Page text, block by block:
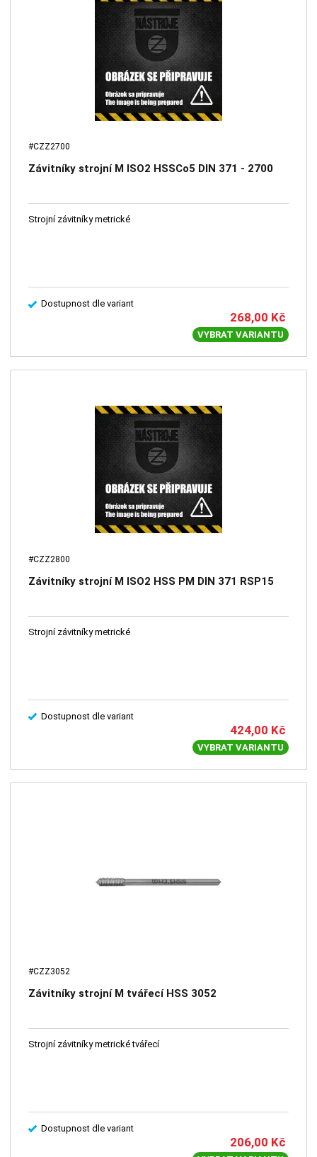
#CZZ2700
Závitníky strojní M ISO2 HSSCo5 DIN 371 - 2700
Strojní závitníky metrické
Dostupnost dle variant
268,00 Kč
VYBRAT VARIANTU
#CZZ2800
Závitníky strojní M ISO2 HSS PM DIN 371 RSP15
Strojní závitníky metrické
Dostupnost dle variant
424,00 Kč
VYBRAT VARIANTU
#CZZ3052
Závitníky strojní M tvářecí HSS 3052
Strojní závitníky metrické tvářecí
Dostupnost dle variant
206,00 Kč